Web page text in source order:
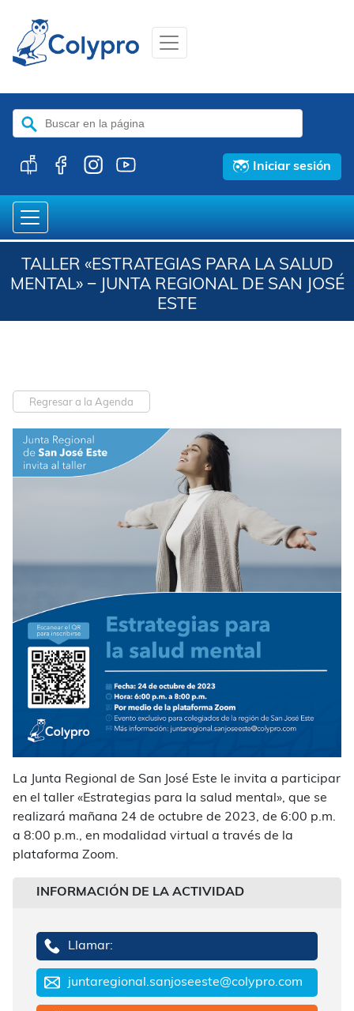
Buscar:
Iniciar sesión
TALLER «ESTRATEGIAS PARA LA SALUD
MENTAL» − JUNTA REGIONAL DE SAN JOSÉ
ESTE
Regresar a la Agenda
La Junta Regional de San José Este le invita a participar
en el taller «Estrategias para la salud mental», que se
realizará mañana 24 de octubre de 2023, de 6:00 p.m.
a 8:00 p.m., en modalidad virtual a través de la
plataforma Zoom.
INFORMACIÓN DE LA ACTIVIDAD
Llamar:
juntaregional.sanjoseeste@colypro.com